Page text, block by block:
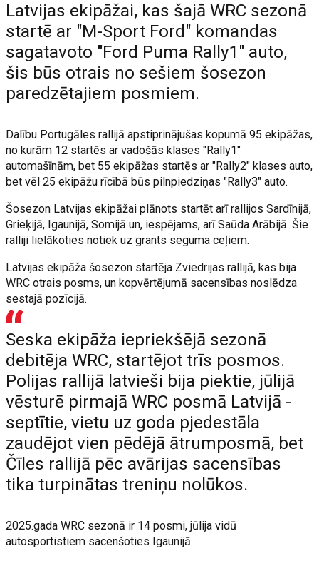
Latvijas ekipāžai, kas šajā WRC sezonā
startē ar "M-Sport Ford" komandas
sagatavoto "Ford Puma Rally1" auto,
šis būs otrais no sešiem šosezon
paredzētajiem posmiem.
Dalību Portugāles rallijā apstiprinājušas kopumā 95 ekipāžas,
no kurām 12 startēs ar vadošās klases "Rally1"
automašīnām, bet 55 ekipāžas startēs ar "Rally2" klases auto,
bet vēl 25 ekipāžu rīcībā būs pilnpiedziņas "Rally3" auto.
Šosezon Latvijas ekipāžai plānots startēt arī rallijos Sardīnijā,
Grieķijā, Igaunijā, Somijā un, iespējams, arī Saūda Arābijā. Šie
ralliji lielākoties notiek uz grants seguma ceļiem.
Latvijas ekipāža šosezon startēja Zviedrijas rallijā, kas bija
WRC otrais posms, un kopvērtējumā sacensības noslēdza
sestajā pozīcijā.
Seska ekipāža iepriekšējā sezonā
debitēja WRC, startējot trīs posmos.
Polijas rallijā latvieši bija piektie, jūlijā
vēsturē pirmajā WRC posmā Latvijā -
septītie, vietu uz goda pjedestāla
zaudējot vien pēdējā ātrumposmā, bet
Čīles rallijā pēc avārijas sacensības
tika turpinātas treniņu nolūkos.
2025.gada WRC sezonā ir 14 posmi, jūlija vidū
autosportistiem sacenšoties Igaunijā.